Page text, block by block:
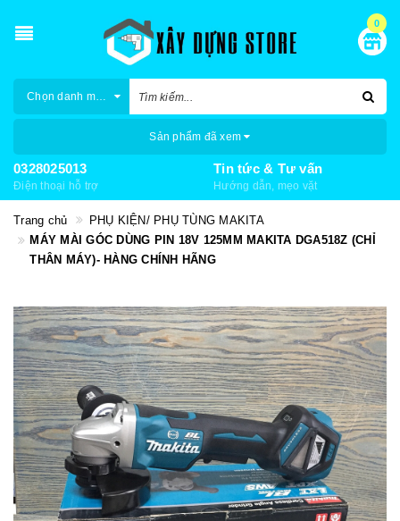
0
Chọn danh mục
Sản phẩm đã xem
0328025013
Điện thoại hỗ trợ
Tin tức & Tư vấn
Hướng dẫn, mẹo vặt
Trang chủ
PHỤ KIỆN/ PHỤ TÙNG MAKITA
MÁY MÀI GÓC DÙNG PIN 18V 125MM MAKITA DGA518Z (CHỈ
THÂN MÁY)- HÀNG CHÍNH HÃNG